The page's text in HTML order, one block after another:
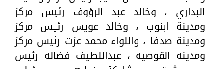
البداري ، وخالد عبد الرؤوف رئيس مركز
ومدينة ابنوب ، وخالد عويس رئيس مركز
ومدينة صدفا ، واللواء محمد عزت رئيس مركز
ومدينة القوصية ، عبداللطيف فضالة رئيس